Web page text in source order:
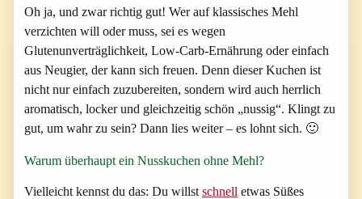
Oh ja, und zwar richtig gut! Wer auf klassisches Mehl
verzichten will oder muss, sei es wegen
Glutenunverträglichkeit, Low-Carb-Ernährung oder einfach
aus Neugier, der kann sich freuen. Denn dieser Kuchen ist
nicht nur einfach zuzubereiten, sondern wird auch herrlich
aromatisch, locker und gleichzeitig schön „nussig“. Klingt zu
gut, um wahr zu sein? Dann lies weiter – es lohnt sich. 🙂
Warum überhaupt ein Nusskuchen ohne Mehl?
Vielleicht kennst du das: Du willst schnell etwas Süßes